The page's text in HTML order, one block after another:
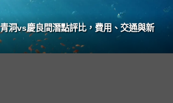
洞vs慶良間潛點評比，費用、交通與新